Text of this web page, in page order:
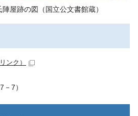
屋跡の図（国立公文書館蔵）
ンク）
7）